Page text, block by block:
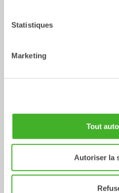
Statistiques
Marketing
Tout
Autoriser la
Outils hydrauliques 2-26Tonnes